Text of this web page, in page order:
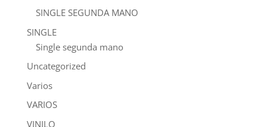
SINGLE SEGUNDA MANO
SINGLE
Single segunda mano
Uncategorized
Varios
VARIOS
VINILO